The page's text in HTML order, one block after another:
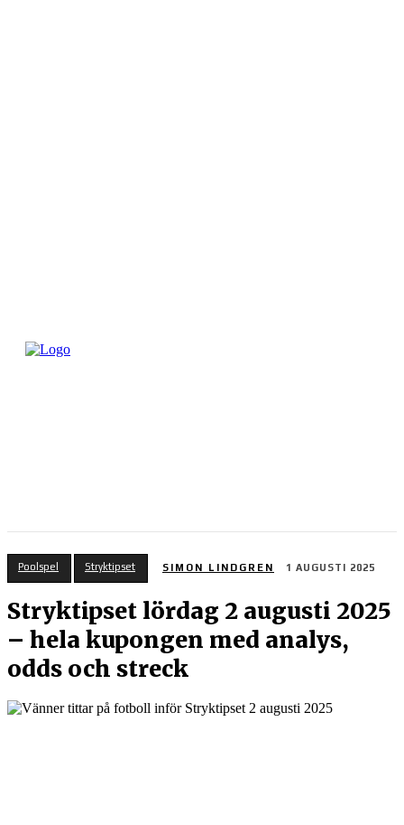
Poolspel Stryktipset SIMON LINDGREN 1 AUGUSTI 2025
Stryktipset lördag 2 augusti 2025
– hela kupongen med analys,
odds och streck